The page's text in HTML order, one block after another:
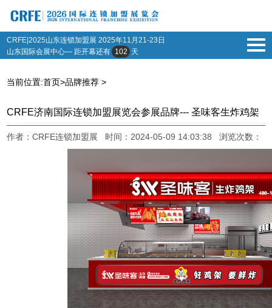
CRFE|2025山东连锁加盟展2025年11月21-23日
山东国际会展中心— 距开幕还有 102 天
当前位置:首页>品牌推荐 >
CRFE济南国际连锁加盟展览会参展品牌--- 圣味客生炸鸡架
作者：CRFE连锁加盟展 时间：2024-05-09 14:03:38 浏览次数：